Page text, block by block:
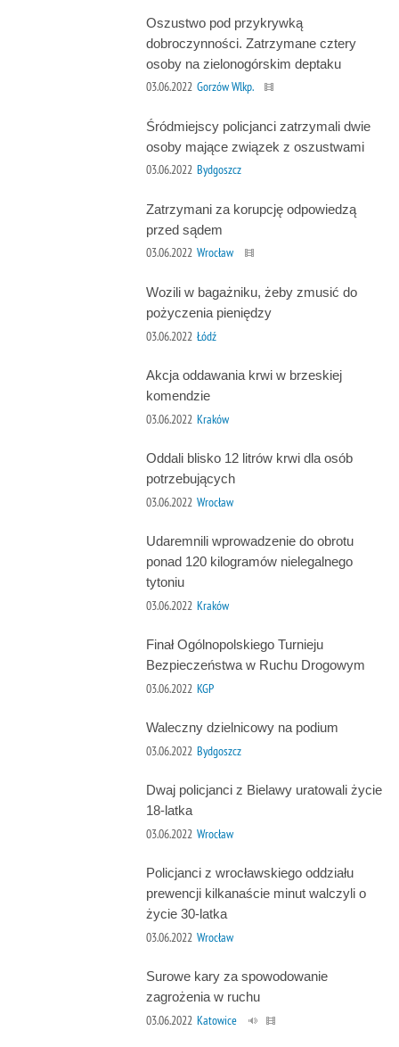
Oszustwo pod przykrywką
dobroczynności. Zatrzymane cztery
osoby na zielonogórskim deptaku
03.06.2022 Gorzów Wlkp.
Śródmiejscy policjanci zatrzymali dwie
osoby mające związek z oszustwami
03.06.2022 Bydgoszcz
Zatrzymani za korupcję odpowiedzą
przed sądem
03.06.2022 Wrocław
Wozili w bagażniku, żeby zmusić do
pożyczenia pieniędzy
03.06.2022 Łódź
Akcja oddawania krwi w brzeskiej
komendzie
03.06.2022 Kraków
Oddali blisko 12 litrów krwi dla osób
potrzebujących
03.06.2022 Wrocław
Udaremnili wprowadzenie do obrotu
ponad 120 kilogramów nielegalnego
tytoniu
03.06.2022 Kraków
Finał Ogólnopolskiego Turnieju
Bezpieczeństwa w Ruchu Drogowym
03.06.2022 KGP
Waleczny dzielnicowy na podium
03.06.2022 Bydgoszcz
Dwaj policjanci z Bielawy uratowali życie
18-latka
03.06.2022 Wrocław
Policjanci z wrocławskiego oddziału
prewencji kilkanaście minut walczyli o
życie 30-latka
03.06.2022 Wrocław
Surowe kary za spowodowanie
zagrożenia w ruchu
03.06.2022 Katowice